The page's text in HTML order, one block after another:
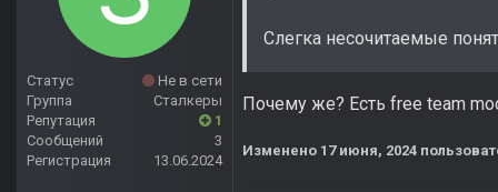
Статус
Не в сети
Группа
Сталкеры
Репутация
1
Сообщений
3
Регистрация
13.06.2024
Слегка несочитаемые
Почему же? Есть free team
Изменено 17 июня, 2024